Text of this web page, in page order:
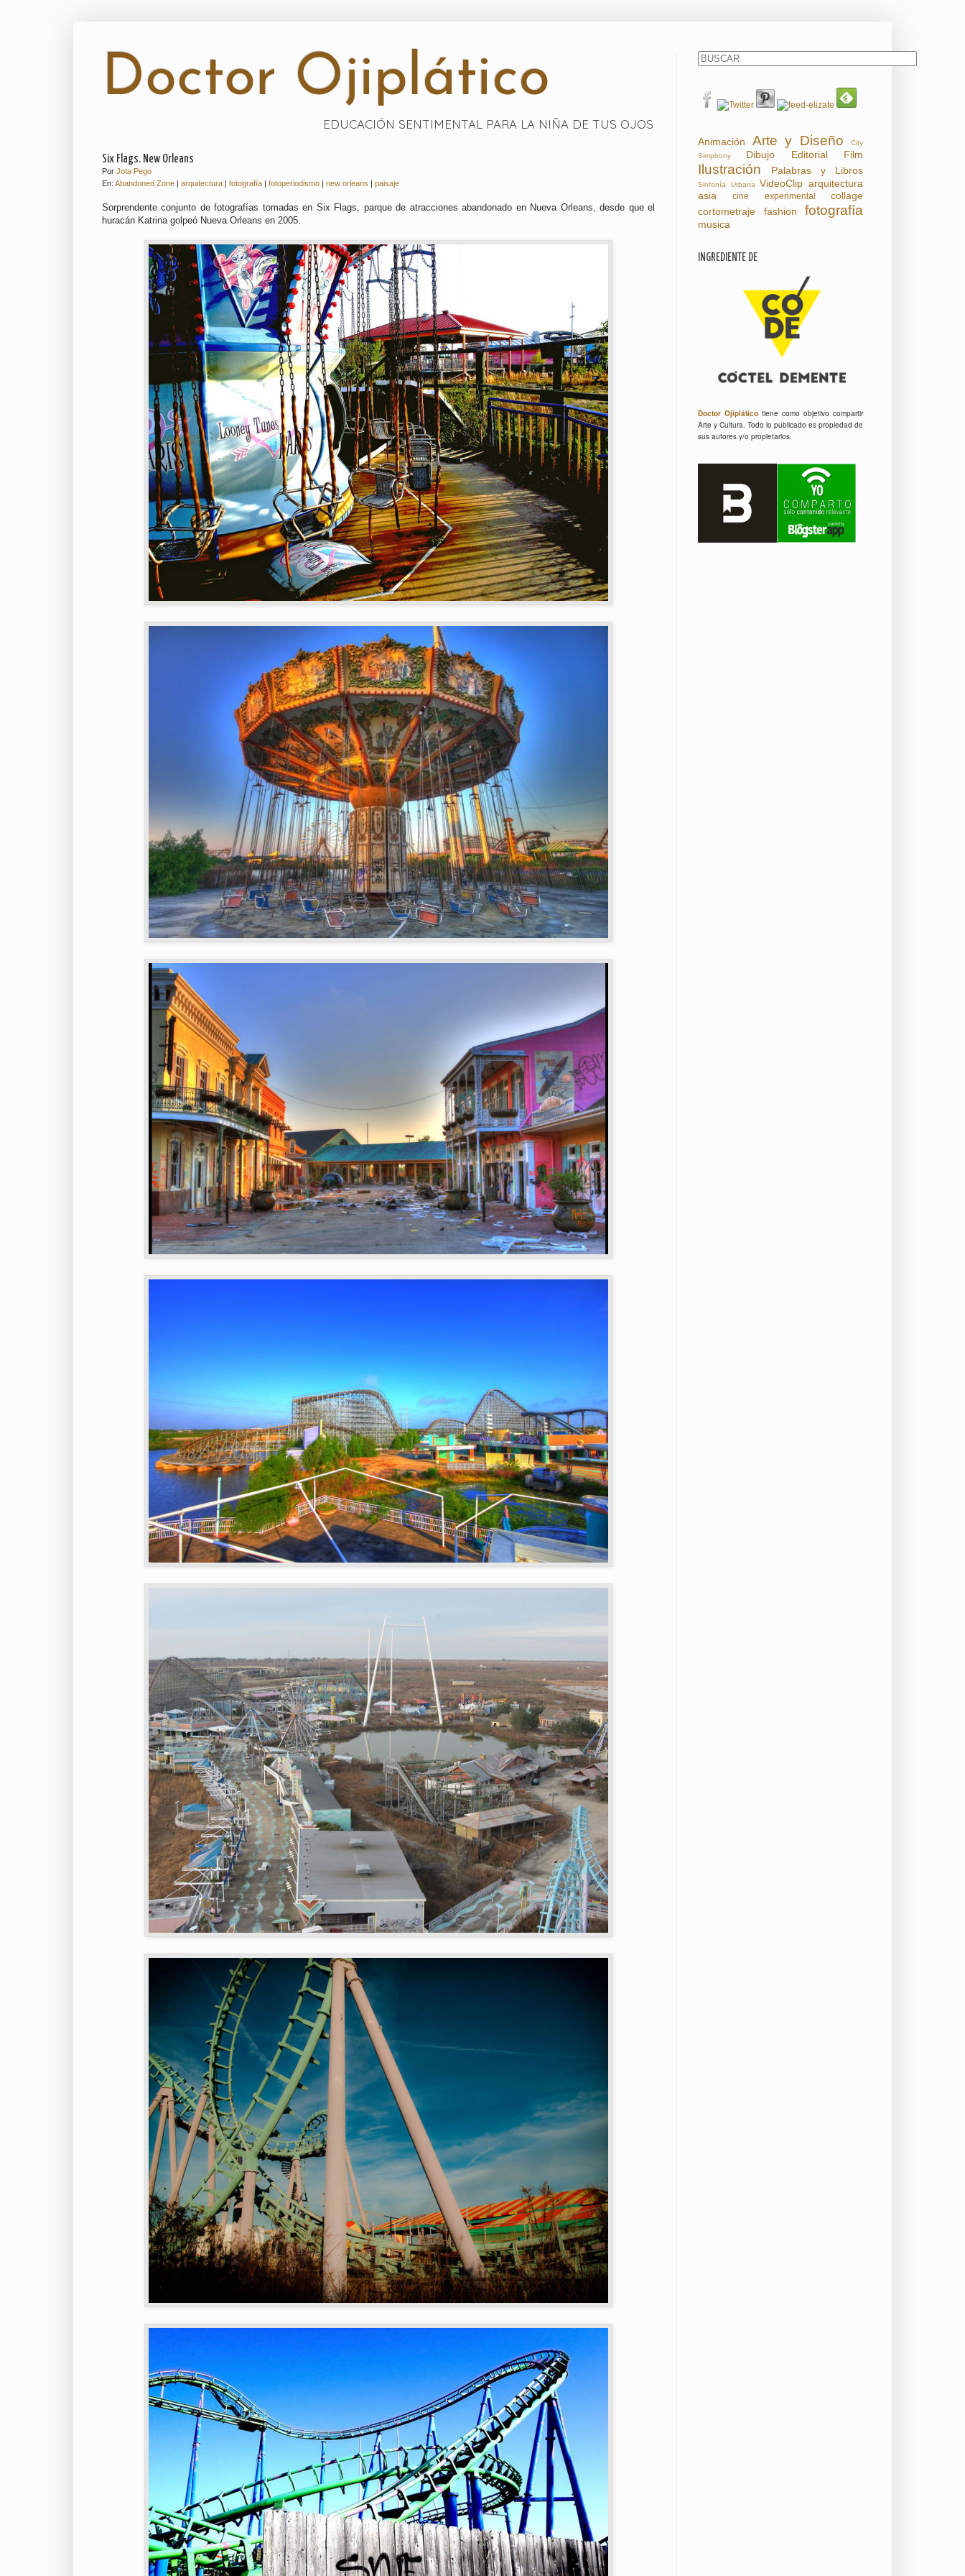
Doctor Ojiplático
EDUCACIÓN SENTIMENTAL PARA LA NIÑA DE TUS OJOS
Six Flags. New Orleans
Por Jota Pego
En: Abandoned Zone | arquitectura | fotografía | fotoperiodismo | new orleans | paisaje
Sorprendente conjunto de fotografías tomadas en Six Flags, parque de atracciones abandonado en Nueva Orleans, desde que el
huracán Katrina golpeó Nueva Orleans en 2005.
Animación Arte y Diseño
City
Simphony
Dibujo Editorial Film
Ilustración Palabras y Libros
Sinfonía Urbana VideoClip arquitectura
asia
cine experimental
collage
cortometraje
fashion fotografía
musica
INGREDIENTE DE
Doctor Ojiplático tiene como objetivo compartir
Arte y Cultura. Todo lo publicado es propiedad de
sus autores y/o propietarios.